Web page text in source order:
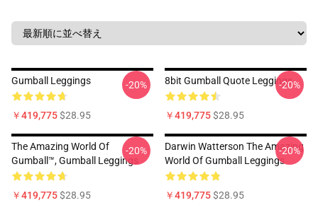
Gumball Leggings
￥419,775$28.95
-20% 8bit Gumball Quote Leggings
￥419,775$28.95
-20%
The Amazing World Of
Gumball™, Gumball Leggings
￥419,775$28.95
-20%
Darwin Watterson The Amazing
World Of Gumball Leggings
￥419,775$28.95
-20%